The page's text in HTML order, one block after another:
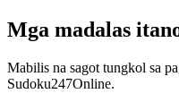
Mga madalas
Mabilis na sagot tungkol sa
Sudoku247Online.